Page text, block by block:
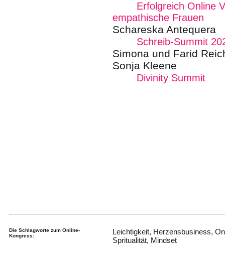
Erfolgreich Online
empathische Frauen
Schareska Antequera
Schreib-Summit
Simona und Farid
Sonja Kleene
Divinity Summit
Die Schlagworte zum Online-
Kongress:
Leichtigkeit, Herzensbusiness,
Spritualität, Mindset